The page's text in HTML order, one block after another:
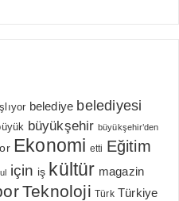
belediye belediyesi
büyükşehir büyükşehir’den
Ekonomi etti Eğitim
için iş kültür magazin
Teknoloji Türk Türkiye